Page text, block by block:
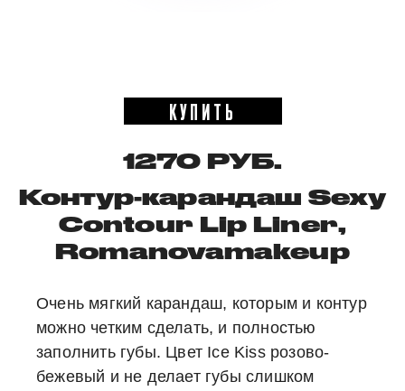
КУПИТЬ
1270 РУБ.
Контур-карандаш Sexy
Contour Lip Liner,
Romanovamakeup
Очень мягкий карандаш, которым и контур
можно четким сделать, и полностью
заполнить губы. Цвет Ice Kiss розово-
бежевый и не делает губы слишком